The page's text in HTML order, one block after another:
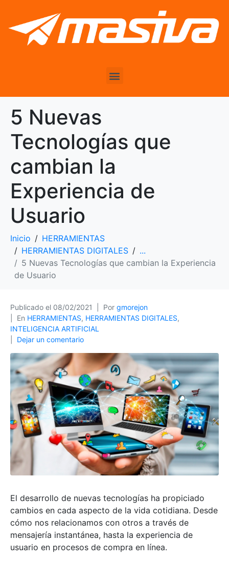
5 Nuevas
Tecnologías que
cambian la
Experiencia de
Usuario
Inicio
HERRAMIENTAS
HERRAMIENTAS DIGITALES
...
5 Nuevas Tecnologías que cambian la Experiencia
de Usuario
Publicado el 08/02/2021 Por gmorejon
En HERRAMIENTAS, HERRAMIENTAS DIGITALES,
INTELIGENCIA ARTIFICIAL
Dejar un comentario
El desarrollo de nuevas tecnologías ha propiciado
cambios en cada aspecto de la vida cotidiana. Desde
cómo nos relacionamos con otros a través de
mensajería instantánea, hasta la experiencia de
usuario en procesos de compra en línea.